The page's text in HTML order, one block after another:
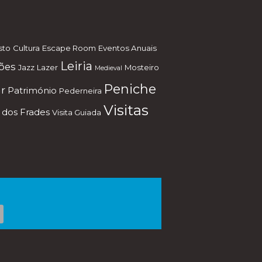
Cultura Escape Room Eventos Anuais
Jazz Lazer Leiria Medieval Mosteiro
Património Pederneira Peniche
Frades Visita Guiada Visitas